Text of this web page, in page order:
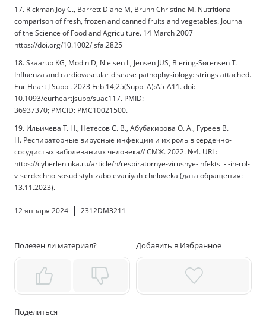
17. Rickman Joy C., Barrett Diane M, Bruhn Christine M. Nutritional
comparison of fresh, frozen and canned fruits and vegetables. Journal
of the Science of Food and Agriculture. 14 March 2007
https://doi.org/10.1002/jsfa.2825
18. Skaarup KG, Modin D, Nielsen L, Jensen JUS, Biering-Sørensen T.
Influenza and cardiovascular disease pathophysiology: strings attached.
Eur Heart J Suppl. 2023 Feb 14;25(Suppl A):A5-A11. doi:
10.1093/eurheartjsupp/suac117. PMID:
36937370; PMCID: PMC10021500.
19. Ильичева Т. Н., Нетесов С. В., Абубакирова О. А., Гуреев В.
Н. Респираторные вирусные инфекции и их роль в сердечно-
сосудистых заболеваниях человека// СМЖ. 2022. №4. URL:
https://cyberleninka.ru/article/n/respiratornye-virusnye-infektsii-i-ih-rol-
v-serdechno-sosudistyh-zabolevaniyah-cheloveka (дата обращения:
13.11.2023).
12 января 2024 2312DM3211
Полезен ли материал? Добавить в Избранное
Поделиться